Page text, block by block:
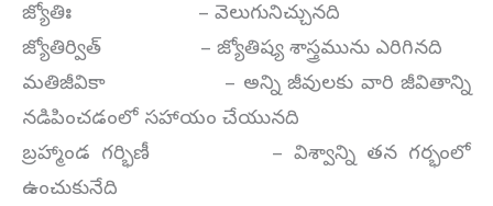
జ్యోతిః – వెలుగునిచ్చునది
జ్యోతిర్విత్ – జ్యోతిష్య శాస్త్రమును ఎరిగినది
మతిజీవికా – అన్ని జీవులకు వారి జీవితాన్ని
నడిపించడంలో సహాయం చేయునది
బ్రహ్మాండ గర్భిణీ – విశ్వాన్ని తన గర్భంలో
ఉంచుకునేది